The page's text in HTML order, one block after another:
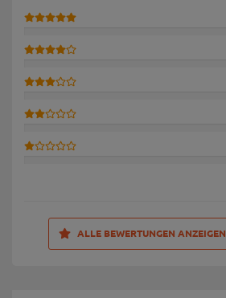
ALLE BEWERTUNGEN ANZEIGEN